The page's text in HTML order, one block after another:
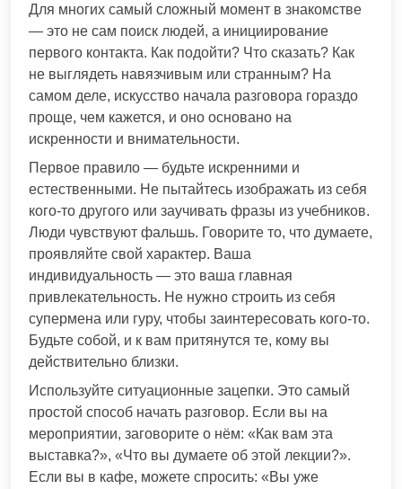
Для многих самый сложный момент в знакомстве
— это не сам поиск людей, а инициирование
первого контакта. Как подойти? Что сказать? Как
не выглядеть навязчивым или странным? На
самом деле, искусство начала разговора гораздо
проще, чем кажется, и оно основано на
искренности и внимательности.
Первое правило — будьте искренними и
естественными. Не пытайтесь изображать из себя
кого-то другого или заучивать фразы из учебников.
Люди чувствуют фальшь. Говорите то, что думаете,
проявляйте свой характер. Ваша
индивидуальность — это ваша главная
привлекательность. Не нужно строить из себя
супермена или гуру, чтобы заинтересовать кого-то.
Будьте собой, и к вам притянутся те, кому вы
действительно близки.
Используйте ситуационные зацепки. Это самый
простой способ начать разговор. Если вы на
мероприятии, заговорите о нём: «Как вам эта
выставка?», «Что вы думаете об этой лекции?».
Если вы в кафе, можете спросить: «Вы уже